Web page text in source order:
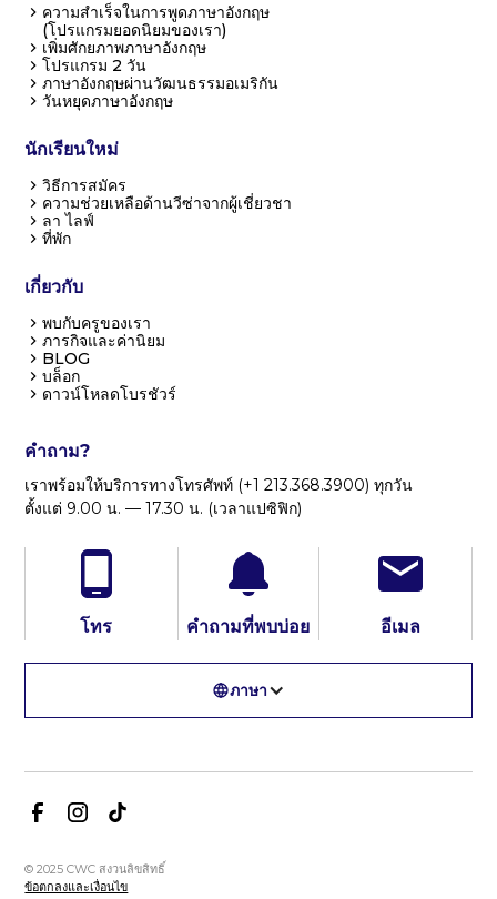
ความสำเร็จในการพูดภาษาอังกฤษ
(โปรแกรมยอดนิยมของเรา)
เพิ่มศักยภาพภาษาอังกฤษ
โปรแกรม 2 วัน
ภาษาอังกฤษผ่านวัฒนธรรมอเมริกัน
วันหยุดภาษาอังกฤษ
นักเรียนใหม่
วิธีการสมัคร
ความช่วยเหลือด้านวีซ่าจากผู้เชี่ยวชา
ลา ไลฟ์
ที่พัก
เกี่ยวกับ
พบกับครูของเรา
ภารกิจและค่านิยม
BLOG
บล็อก
ดาวน์โหลดโบรชัวร์
คำถาม?
เราพร้อมให้บริการทางโทรศัพท์ (+1 213.368.3900) ทุกวัน
ตั้งแต่ 9.00 น. — 17.30 น. (เวลาแปซิฟิก)
โทร คำถามที่พบบ่อย อีเมล
ภาษา
© 2025 CWC สงวนลิขสิทธิ์
ข้อตกลงและเงื่อนไข